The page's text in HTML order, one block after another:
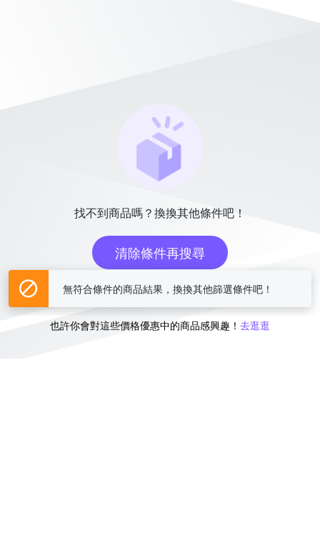
找不到商品嗎？換換其他條件吧！
清除條件再搜尋
或
也許你會對這些價格優惠中的商品感興趣！ 去逛逛
無符合條件的商品結果，換換其他篩選條件吧！